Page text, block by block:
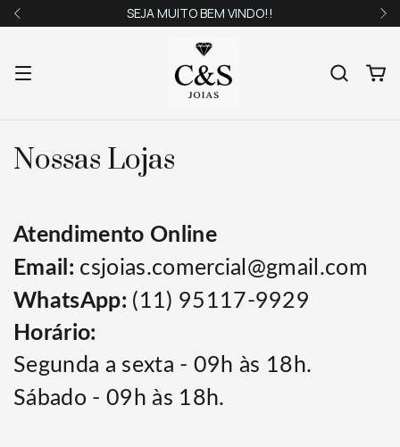
SEJA MUITO BEM VINDO!!
Nossas Lojas
Atendimento Online
Email: csjoias.comercial@gmail.com
WhatsApp: (11) 95117-9929
Horário:
Segunda a sexta - 09h às 18h.
Sábado - 09h às 18h.